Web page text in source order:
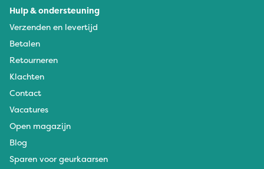
Hulp & ondersteuning
Verzenden en levertijd
Betalen
Retourneren
Klachten
Contact
Vacatures
Open magazijn
Blog
Sparen voor geurkaarsen